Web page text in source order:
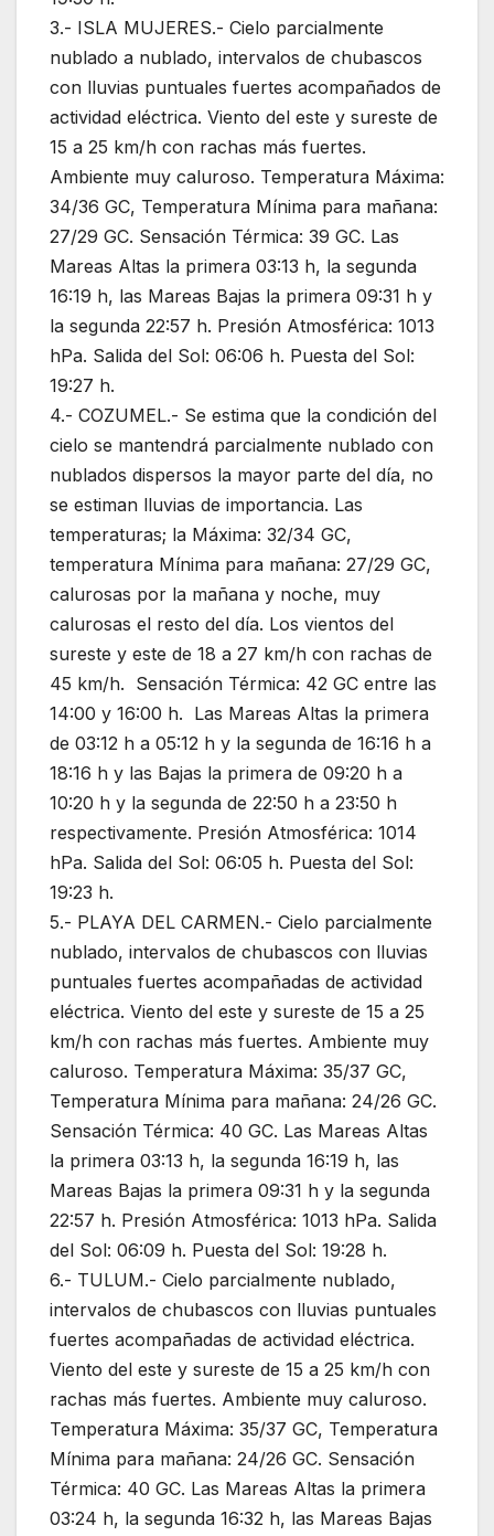
3.- ISLA MUJERES.- Cielo parcialmente
nublado a nublado, intervalos de chubascos
con lluvias puntuales fuertes acompañados de
actividad eléctrica. Viento del este y sureste de
15 a 25 km/h con rachas más fuertes.
Ambiente muy caluroso. Temperatura Máxima:
34/36 GC, Temperatura Mínima para mañana:
27/29 GC. Sensación Térmica: 39 GC. Las
Mareas Altas la primera 03:13 h, la segunda
16:19 h, las Mareas Bajas la primera 09:31 h y
la segunda 22:57 h. Presión Atmosférica: 1013
hPa. Salida del Sol: 06:06 h. Puesta del Sol:
19:27 h.
4.- COZUMEL.- Se estima que la condición del
cielo se mantendrá parcialmente nublado con
nublados dispersos la mayor parte del día, no
se estiman lluvias de importancia. Las
temperaturas; la Máxima: 32/34 GC,
temperatura Mínima para mañana: 27/29 GC,
calurosas por la mañana y noche, muy
calurosas el resto del día. Los vientos del
sureste y este de 18 a 27 km/h con rachas de
45 km/h. Sensación Térmica: 42 GC entre las
14:00 y 16:00 h. Las Mareas Altas la primera
de 03:12 h a 05:12 h y la segunda de 16:16 h a
18:16 h y las Bajas la primera de 09:20 h a
10:20 h y la segunda de 22:50 h a 23:50 h
respectivamente. Presión Atmosférica: 1014
hPa. Salida del Sol: 06:05 h. Puesta del Sol:
19:23 h.
5.- PLAYA DEL CARMEN.- Cielo parcialmente
nublado, intervalos de chubascos con lluvias
puntuales fuertes acompañadas de actividad
eléctrica. Viento del este y sureste de 15 a 25
km/h con rachas más fuertes. Ambiente muy
caluroso. Temperatura Máxima: 35/37 GC,
Temperatura Mínima para mañana: 24/26 GC.
Sensación Térmica: 40 GC. Las Mareas Altas
la primera 03:13 h, la segunda 16:19 h, las
Mareas Bajas la primera 09:31 h y la segunda
22:57 h. Presión Atmosférica: 1013 hPa. Salida
del Sol: 06:09 h. Puesta del Sol: 19:28 h.
6.- TULUM.- Cielo parcialmente nublado,
intervalos de chubascos con lluvias puntuales
fuertes acompañadas de actividad eléctrica.
Viento del este y sureste de 15 a 25 km/h con
rachas más fuertes. Ambiente muy caluroso.
Temperatura Máxima: 35/37 GC, Temperatura
Mínima para mañana: 24/26 GC. Sensación
Térmica: 40 GC. Las Mareas Altas la primera
03:24 h, la segunda 16:32 h, las Mareas Bajas